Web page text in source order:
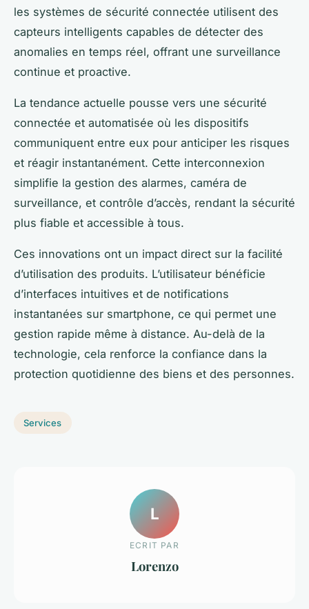
les systèmes de sécurité connectée utilisent des
capteurs intelligents capables de détecter des
anomalies en temps réel, offrant une surveillance
continue et proactive.
La tendance actuelle pousse vers une sécurité
connectée et automatisée où les dispositifs
communiquent entre eux pour anticiper les risques
et réagir instantanément. Cette interconnexion
simplifie la gestion des alarmes, caméra de
surveillance, et contrôle d’accès, rendant la sécurité
plus fiable et accessible à tous.
Ces innovations ont un impact direct sur la facilité
d’utilisation des produits. L’utilisateur bénéficie
d’interfaces intuitives et de notifications
instantanées sur smartphone, ce qui permet une
gestion rapide même à distance. Au-delà de la
technologie, cela renforce la confiance dans la
protection quotidienne des biens et des personnes.
Services
L
ECRIT PAR
Lorenzo